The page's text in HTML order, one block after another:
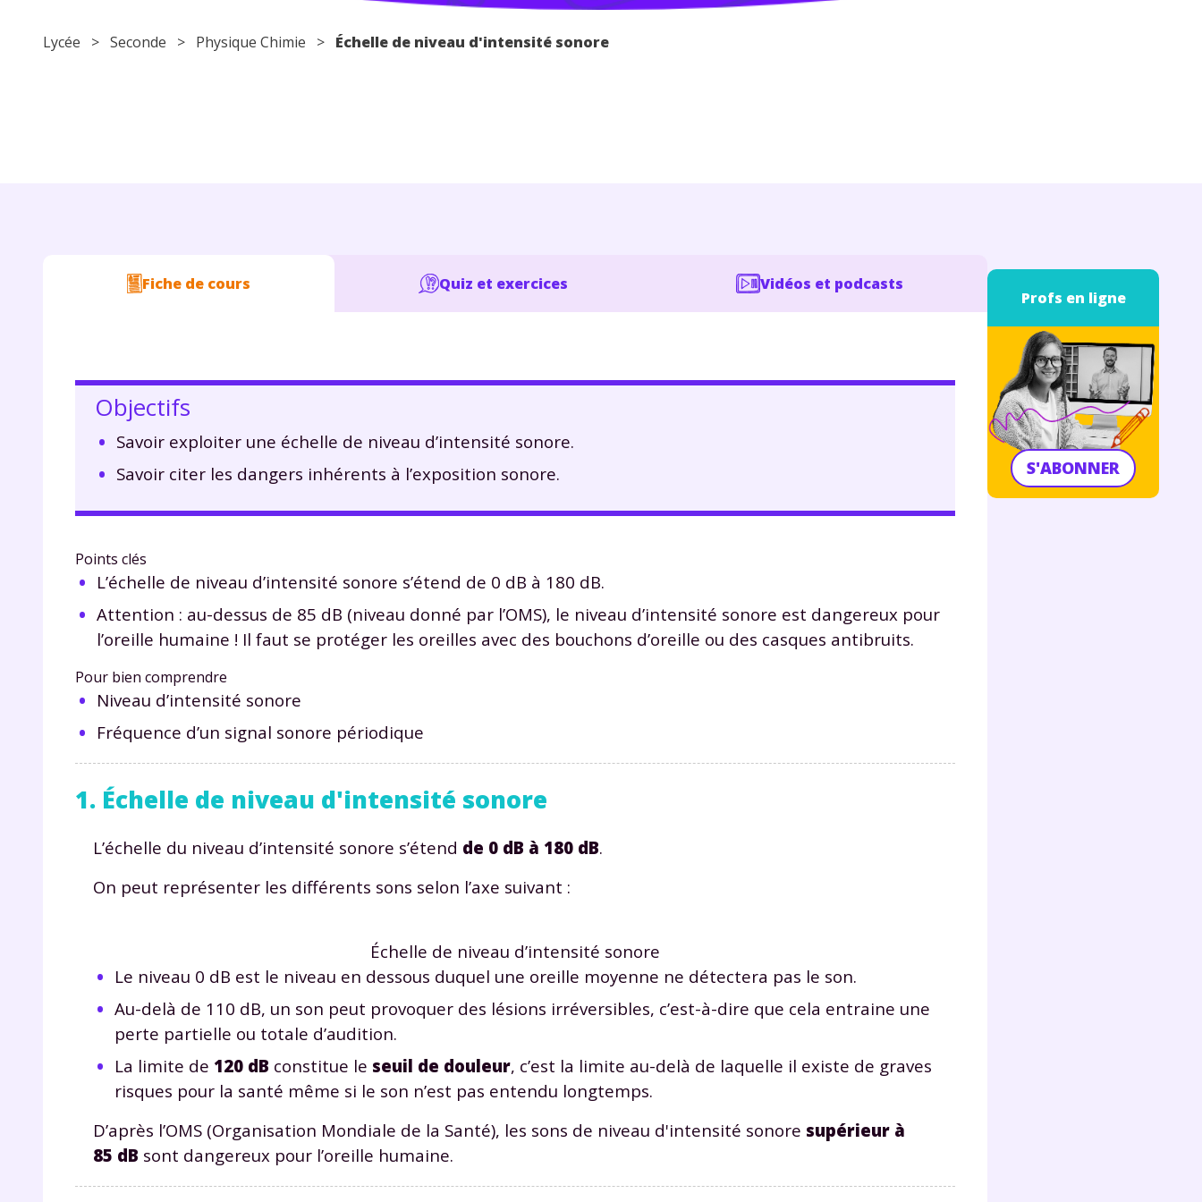
Lycée > Seconde > Physique Chimie > Échelle de niveau d'intensité sonore
Fiche de cours Quiz et exercices Vidéos et podcasts
Objectifs
Savoir exploiter une échelle de niveau d’intensité sonore.
Savoir citer les dangers inhérents à l’exposition sonore.
Points clés
L’échelle de niveau d’intensité sonore s’étend de 0 dB à 180 dB.
Attention : au-dessus de 85 dB (niveau donné par l’OMS), le niveau d’intensité sonore est dangereux pour
l’oreille humaine ! Il faut se protéger les oreilles avec des bouchons d’oreille ou des casques antibruits.
Pour bien comprendre
Niveau d’intensité sonore
Fréquence d’un signal sonore périodique
1. Échelle de niveau d'intensité sonore
L’échelle du niveau d’intensité sonore s’étend de 0 dB à 180 dB.
On peut représenter les différents sons selon l’axe suivant :
Échelle de niveau d’intensité sonore
Le niveau 0 dB est le niveau en dessous duquel une oreille moyenne ne détectera pas le son.
Au-delà de 110 dB, un son peut provoquer des lésions irréversibles, c’est-à-dire que cela entraine une
perte partielle ou totale d’audition.
La limite de 120 dB constitue le seuil de douleur, c’est la limite au-delà de laquelle il existe de graves
risques pour la santé même si le son n’est pas entendu longtemps.
D’après l’OMS (Organisation Mondiale de la Santé), les sons de niveau d'intensité sonore supérieur à
85 dB sont dangereux pour l’oreille humaine.
Profs en ligne
S'ABONNER